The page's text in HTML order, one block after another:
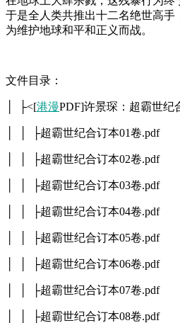
于是全人类共推出十二名绝世高手
为维护地球和平和正义而战。
文件目录：
│ ├<[港漫PDF]许景琛：超霸世纪
│ │ ├超霸世纪合订本01卷.pdf
│ │ ├超霸世纪合订本02卷.pdf
│ │ ├超霸世纪合订本03卷.pdf
│ │ ├超霸世纪合订本04卷.pdf
│ │ ├超霸世纪合订本05卷.pdf
│ │ ├超霸世纪合订本06卷.pdf
│ │ ├超霸世纪合订本07卷.pdf
│ │ ├超霸世纪合订本08卷.pdf